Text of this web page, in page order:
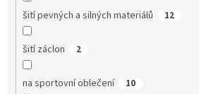
šití pevných a silných materiálů 12
šití záclon 2
na sportovní oblečení 10